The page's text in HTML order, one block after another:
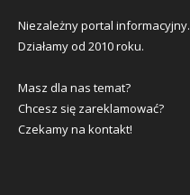
Niezależny portal informacyjny.
Działamy od 2010 roku.
Masz dla nas temat?
Chcesz się zareklamować?
Czekamy na kontakt!